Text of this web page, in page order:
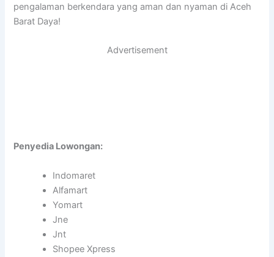
pengalaman berkendara yang aman dan nyaman di Aceh
Barat Daya!
Advertisement
Penyedia Lowongan:
Indomaret
Alfamart
Yomart
Jne
Jnt
Shopee Xpress